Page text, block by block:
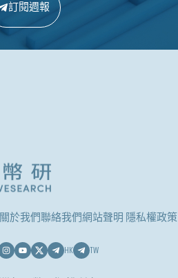
訂閱週報
關於我們聯絡我們網站聲明 隱私權政策
HK TW